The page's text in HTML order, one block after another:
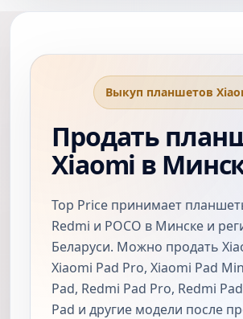
Выкуп планшетов
Продать
Xiaomi в
Top Price принимает
Redmi и POCO в Минске и
Беларуси. Можно продать
Xiaomi Pad Pro, Xiaomi Pad
Pad, Redmi Pad Pro, Redmi Pad
Pad и другие модели после